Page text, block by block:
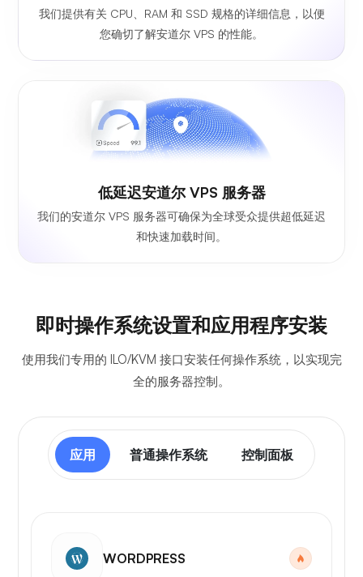
我们提供有关 CPU、RAM 和 SSD 规格的详细信息，以便
您确切了解安道尔 VPS 的性能。
低延迟安道尔 VPS 服务器
我们的安道尔 VPS 服务器可确保为全球受众提供超低延迟
和快速加载时间。
即时操作系统设置和应用程序安装
使用我们专用的 ILO/KVM 接口安装任何操作系统，以实现完
全的服务器控制。
应用 普通操作系统 控制面板
WORDPRESS